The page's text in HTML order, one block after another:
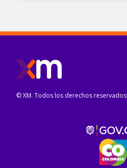
© XM. Todos los derechos reservados